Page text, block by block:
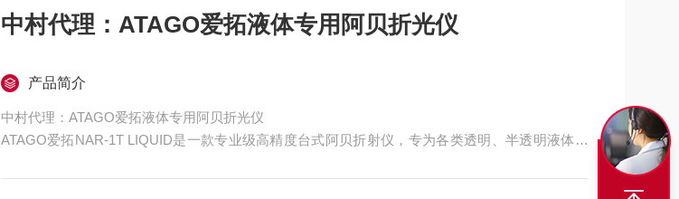
中村代理：ATAGO爱拓液体专用阿贝折光仪
产品简介
中村代理：ATAGO爱拓液体专用阿贝折光仪
ATAGO爱拓NAR-1T LIQUID是一款专业级高精度台式阿贝折射仪，专为各类透明、半透明液体检